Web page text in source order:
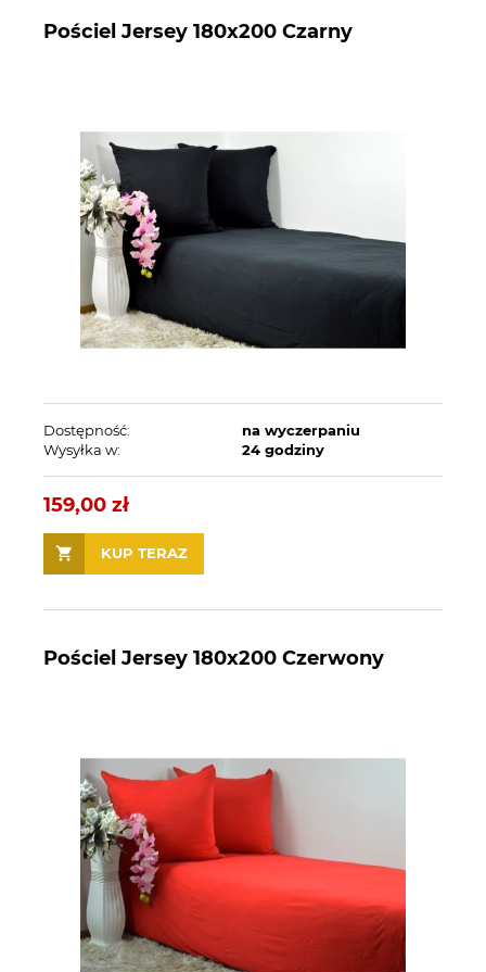
Pościel Jersey 180x200 Czarny
Dostępność:
na wyczerpaniu
Wysyłka w:
24 godziny
159,00 zł
KUP TERAZ
Pościel Jersey 180x200 Czerwony